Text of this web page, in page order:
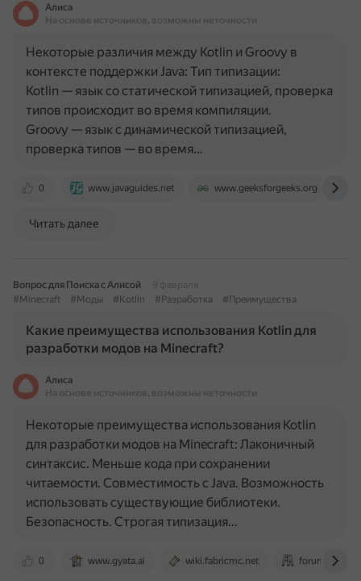
Алиса
На основе источников, возможны неточности
0 www.javaguides.net www.geeksforgeeks.org
Некоторые различия между Kotlin и Groovy в
контексте поддержки Java: Тип типизации:
Kotlin — язык со статической типизацией, проверка
типов происходит во время компиляции.
Groovy — язык с динамической типизацией,
проверка типов — во время…
Читать далее
Вопрос для Поиска с Алисой
9 февраля
#Minecraft
#Моды #Kotlin #Разработка #Преимущества
Какие преимущества использования Kotlin для
разработки модов на Minecraft?
Алиса
На основе источников, возможны неточности
0 www.gyata.ai wiki.fabricmc.net forum-
Некоторые преимущества использования Kotlin
для разработки модов на Minecraft: Лаконичный
синтаксис. Меньше кода при сохранении
читаемости. Совместимость с Java. Возможность
использовать существующие библиотеки.
Безопасность. Строгая типизация…